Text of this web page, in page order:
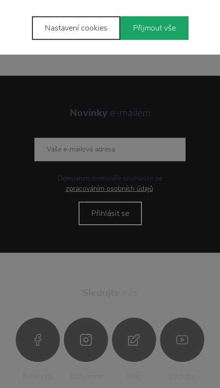
Stojí zapozornost
Novinky e-mailem
Odesláním formuláře souhlasím se
zpracováním osobních údajů.
Přihlásit se
Nastavení cookies Přijmout vše